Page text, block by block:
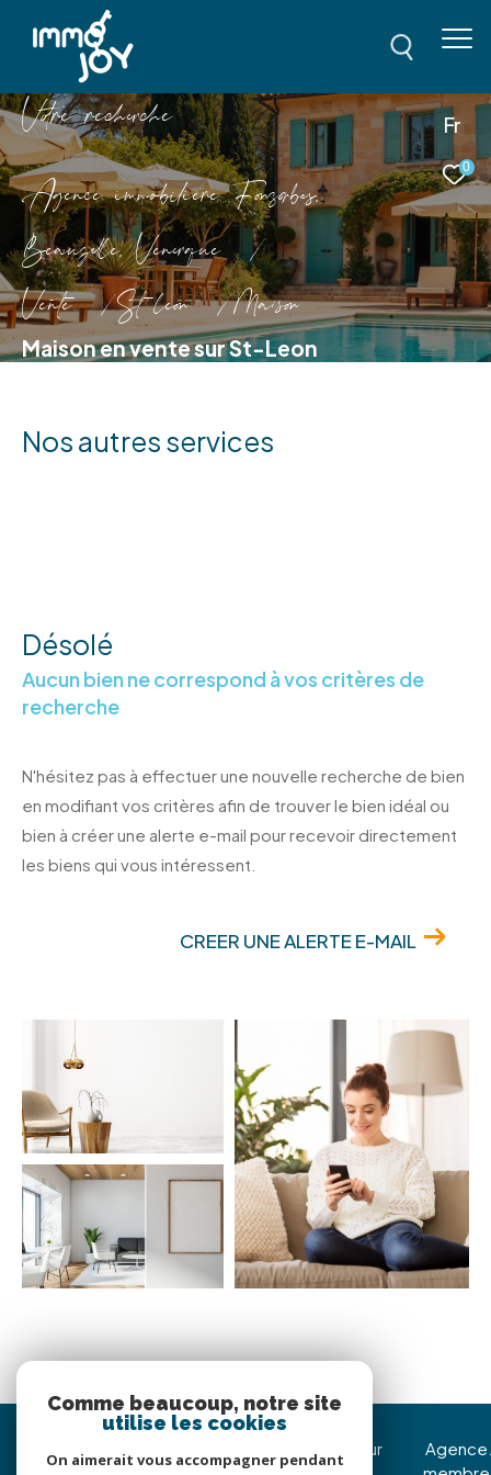
Fr
0
Vore recece
Agence immobilière Fonsorbes,
Beauzelle, Venerque
Vente
St leon Maison
Maison en vente sur St-Leon
Nos autres services
Désolé
Aucun bien ne correspond à vos critères de
recherche
N'hésitez pas à effectuer une nouvelle recherche de bien
en modifiant vos critères afin de trouver le bien idéal ou
bien à créer une alerte e-mail pour recevoir directement
les biens qui vous intéressent.
CREER UNE ALERTE E-MAIL
Nous suivre sur
Agence
Comme beaucoup, notre site
utilise les cookies
On aimerait vous accompagner pendant